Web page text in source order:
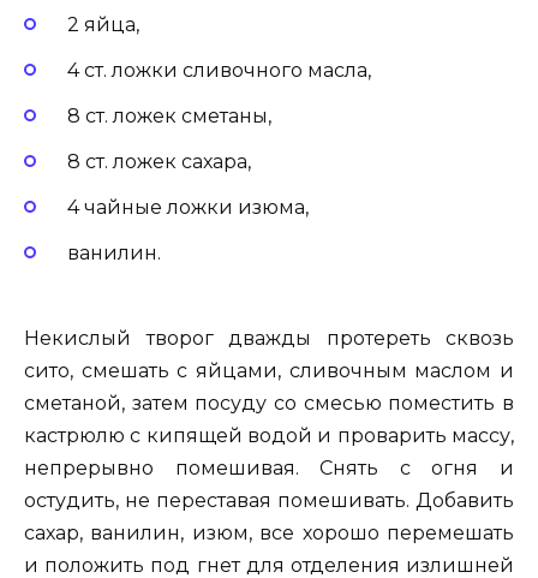
2 яйца,
4 ст. ложки сливочного масла,
8 ст. ложек сметаны,
8 ст. ложек сахара,
4 чайные ложки изюма,
ванилин.
Некислый творог дважды протереть сквозь
сито, смешать с яйцами, сливочным маслом и
сметаной, затем посуду со смесью поместить в
кастрюлю с кипящей водой и проварить массу,
непрерывно помешивая. Снять с огня и
остудить, не переставая помешивать. Добавить
сахар, ванилин, изюм, все хорошо перемешать
и положить под гнет для отделения излишней